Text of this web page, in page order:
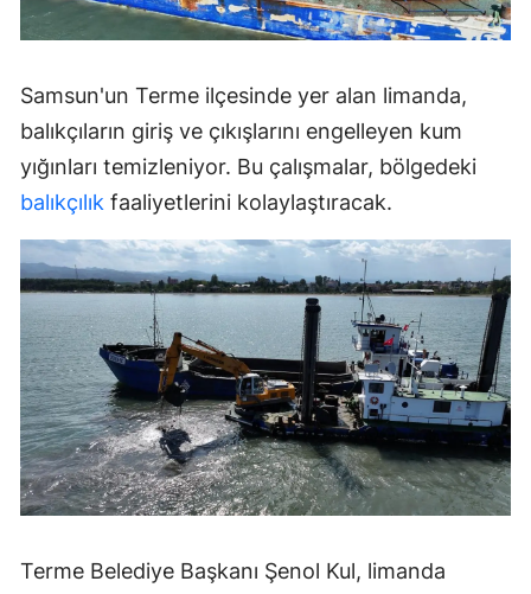
Samsun'un Terme ilçesinde yer alan limanda,
balıkçıların giriş ve çıkışlarını engelleyen kum
yığınları temizleniyor. Bu çalışmalar, bölgedeki
balıkçılık faaliyetlerini kolaylaştıracak.
Terme Belediye Başkanı Şenol Kul, limanda